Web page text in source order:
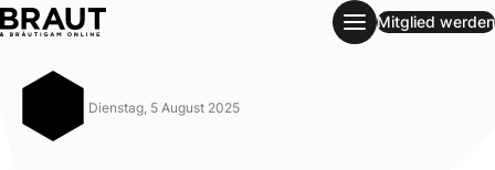
Direkt vom Laufsteg – Accessoire-Trends
Mitglied werden
Dienstag, 5 August 2025